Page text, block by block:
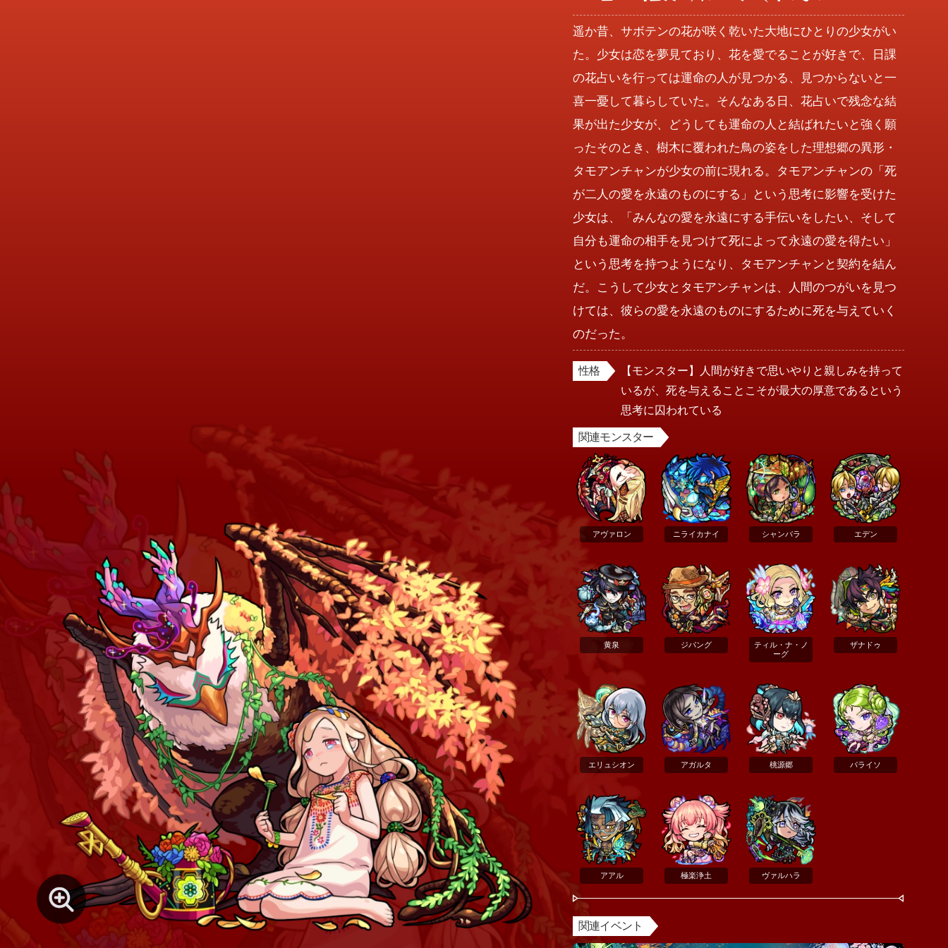
遥か昔、サボテンの花が咲く乾いた大地にひとりの少女がい
た。少女は恋を夢見ており、花を愛でることが好きで、日課
の花占いを行っては運命の人が見つかる、見つからないと一
喜一憂して暮らしていた。そんなある日、花占いで残念な結
果が出た少女が、どうしても運命の人と結ばれたいと強く願
ったそのとき、樹木に覆われた鳥の姿をした理想郷の異形・
タモアンチャンが少女の前に現れる。タモアンチャンの「死
が二人の愛を永遠のものにする」という思考に影響を受けた
少女は、「みんなの愛を永遠にする手伝いをしたい、そして
自分も運命の相手を見つけて死によって永遠の愛を得たい」
という思考を持つようになり、タモアンチャンと契約を結ん
だ。こうして少女とタモアンチャンは、人間のつがいを見つ
けては、彼らの愛を永遠のものにするために死を与えていく
のだった。
性格
【モンスター】人間が好きで思いやりと親しみを持って
いるが、死を与えることこそが最大の厚意であるという
思考に囚われている
関連モンスター
アヴァロン ニライカナイ シャンバラ エデン
黄泉 ジパング
ティル・ナ・ノ
ーグ
ザナドゥ
エリュシオン アガルタ 桃源郷 パライソ
アアル 極楽浄土 ヴァルハラ
関連イベント